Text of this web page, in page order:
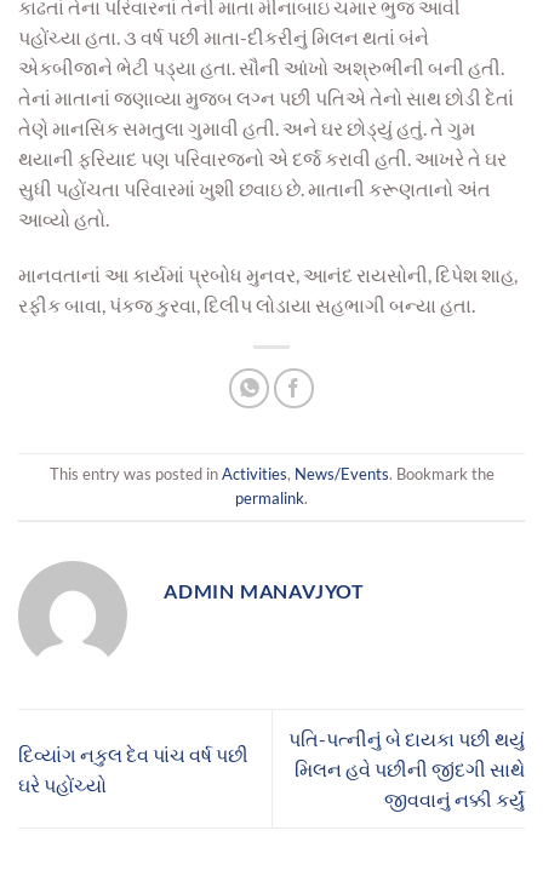
કાઢતાં તેના પરિવારનાં તેની માતા મીનાબાઇ ચમાર ભુજ આવી
પહોંચ્યા હતા. ૩ વર્ષ પછી માતા-દીકરીનું મિલન થતાં બંને
એકબીજાને ભેટી પડ્યા હતા. સૌની આંખો અશ્રુભીની બની હતી.
તેનાં માતાનાં જણાવ્યા મુજબ લગ્ન પછી પતિએ તેનો સાથ છોડી દેતાં
તેણે માનસિક સમતુલા ગુમાવી હતી. અને ઘર છોડ્યું હતું. તે ગુમ
થયાની ફરિયાદ પણ પરિવારજનો એ દર્જ કરાવી હતી. આખરે તે ઘર
સુધી પહોંચતા પરિવારમાં ખુશી છવાઇ છે. માતાની કરૂણતાનો અંત
આવ્યો હતો.
માનવતાનાં આ કાર્યમાં પ્રબોધ મુનવર, આનંદ રાયસોની, દિપેશ શાહ,
રફીક બાવા, પંકજ કુરવા, દિલીપ લોડાયા સહભાગી બન્યા હતા.
This entry was posted inActivities, News/Events. Bookmark the
permalink.
ADMIN MANAVJYOT
દિવ્યાંગ નકુલ દેવ પાંચ વર્ષ પછી
ઘરે પહોંચ્યો
પતિ-પત્નીનું બે દાયકા પછી થયું
મિલન હવે પછીની જીંદગી સાથે
જીવવાનું નક્કી કર્યું